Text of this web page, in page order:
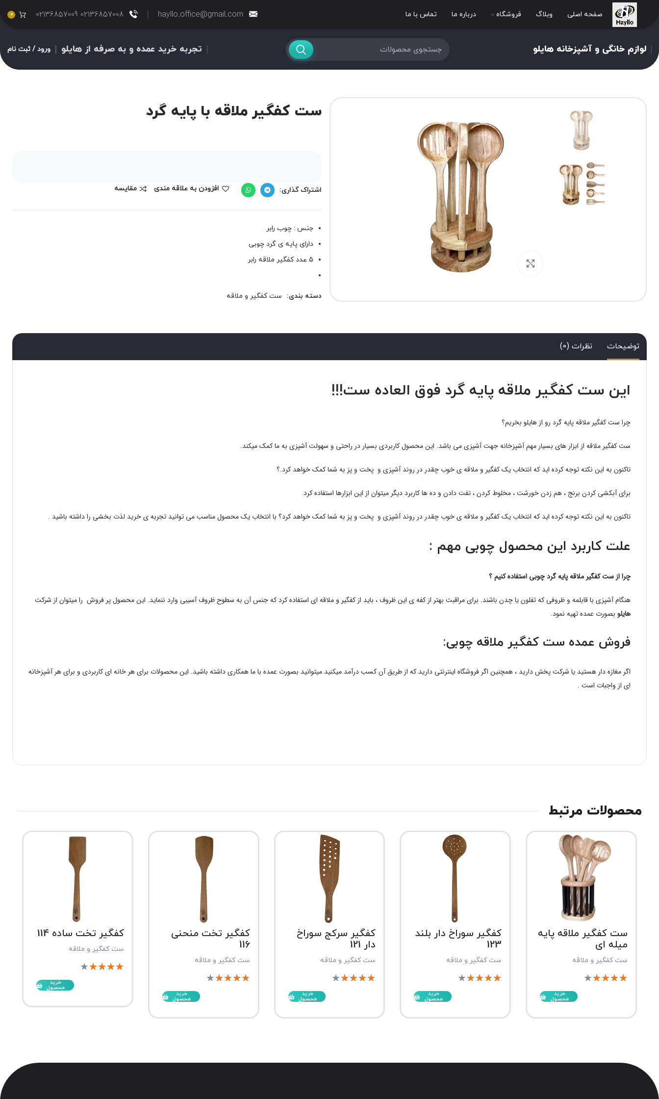
صفحه اصلی وبلاگ فروشگاه درباره ما تماس با ما hayllo.office@gmail.com
02136857008 02136857009
0
لوازم خانگی و آشپزخانه هایلو تجربه خرید عمده و به صرفه از هایلو ورود / ثبت نام
برای بزرگنمایی کلیک کنید
ست کفگیر ملاقه با پایه گرد
اشتراک گذاری: افزودن به علاقه مندی مقايسه
جنس : چوب رابر
دارای پایه ی گرد چوبی
5 عدد کفگیر ملاقه رابر
دسته بندی: ست کفگیر و ملاقه
توضیحات نظرات (0)
این ست کفگیر ملاقه پایه گرد فوق العاده ست!!!
چرا ست کفگیر ملاقه پایه گرد رو از هایلو بخریم؟
ست کفگیر ملاقه از ابزار های بسیار مهم آشپزخانه جهت آشپزی می باشد. این محصول کاربردی بسیار در راحتی و سهولت آشپزی به ما کمک میکند.
تاکنون به این نکته توجه کرده اید که انتخاب یک کفگیر و ملاقه ی خوب چقدر در روند آشپزی و پخت و پز به شما کمک خواهد کرد.؟
برای آبکشی کردن برنج ، هم زدن خورشت ، مخلوط کردن ، تفت دادن و ده ها کاربرد دیگر میتوان از این ابزارها استفاده کرد.
تاکنون به این نکته توجه کرده اید که انتخاب یک کفگیر و ملاقه ی خوب چقدر در روند آشپزی و پخت و پز به شما کمک خواهد کرد؟ با انتخاب یک محصول مناسب می توانید تجربه ی خرید لذت بخشی را داشته باشید .
علت کاربرد این محصول چوبی مهم :
چرا از ست کفگیر ملاقه پایه گرد چوبی استفاده کنیم ؟
هنگام آشپزی با قابلمه و ظروفی که تفلون یا چدن باشند. برای مراقبت بهتر از کفه ی این ظروف ، باید از کفگیر و ملاقه ای استفاده کرد که جنس آن به سطوح ظروف آسیبی وارد ننماید. این محصول پر فروش را میتوان از شرکت
هایلو بصورت عمده تهیه نمود.
فروش عمده ست کفگیر ملاقه چوبی:
اگر مغازه دار هستید یا شرکت پخش دارید ، همچنین اگر فروشگاه اینترنتی دارید که از طریق آن کسب درآمد میکنید میتوانید بصورت عمده با ما همکاری داشته باشید. این محصولات برای هر خانه ای کاربردی و برای هر آشپزخانه
ای از واجبات است .
محصولات مرتبط
ست کفگیر ملاقه پایه
میله ای
ست کفگیر و ملاقه
★
★
★
★
★
خرید
محصول
کفگیر سوراخ دار بلند
123
ست کفگیر و ملاقه
★
★
★
★
★
خرید
محصول
کفگیر سرکج سوراخ
دار 121
ست کفگیر و ملاقه
★
★
★
★
★
خرید
محصول
کفگیر تخت منحنی
116
ست کفگیر و ملاقه
★
★
★
★
★
خرید
محصول
کفگیر تخت ساده 114
ست کفگیر و ملاقه
★
★
★
★
★
خرید
محصول